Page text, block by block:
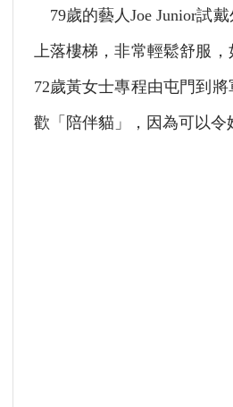
79歲的藝人Joe Junior試
上落樓梯，非常輕鬆舒服，
72歲黃女士專程由屯門到
歡「陪伴貓」，因為可以令